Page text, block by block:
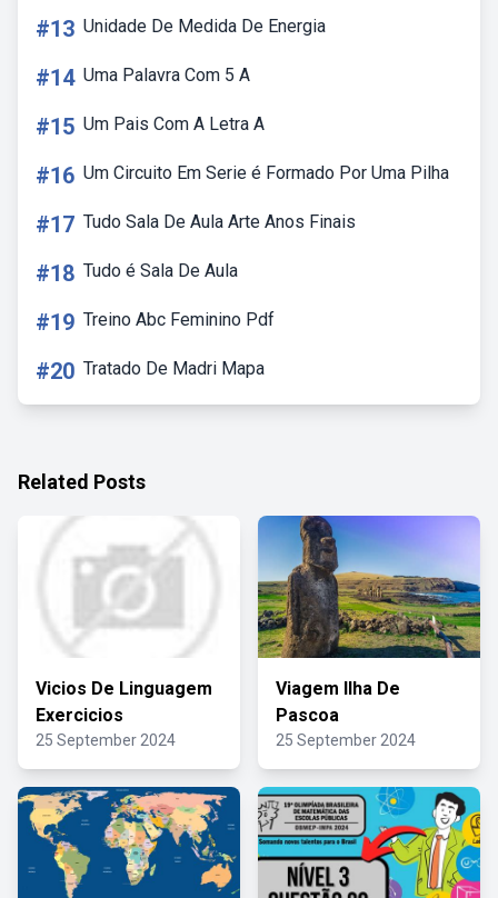
#13 Unidade De Medida De Energia
#14 Uma Palavra Com 5 A
#15 Um Pais Com A Letra A
#16 Um Circuito Em Serie é Formado Por Uma Pilha
#17 Tudo Sala De Aula Arte Anos Finais
#18 Tudo é Sala De Aula
#19 Treino Abc Feminino Pdf
#20 Tratado De Madri Mapa
Related Posts
Vicios De Linguagem
Exercicios
25 September 2024
Viagem Ilha De
Pascoa
25 September 2024